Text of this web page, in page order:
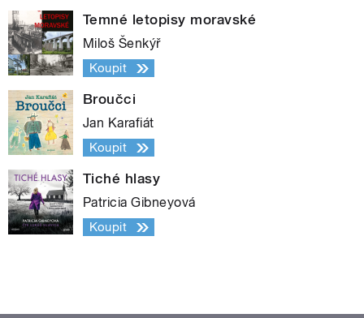
Temné letopisy moravské
Miloš Šenkýř
Koupit
Broučci
Jan Karafiát
Koupit
Tiché hlasy
Patricia Gibneyová
Koupit